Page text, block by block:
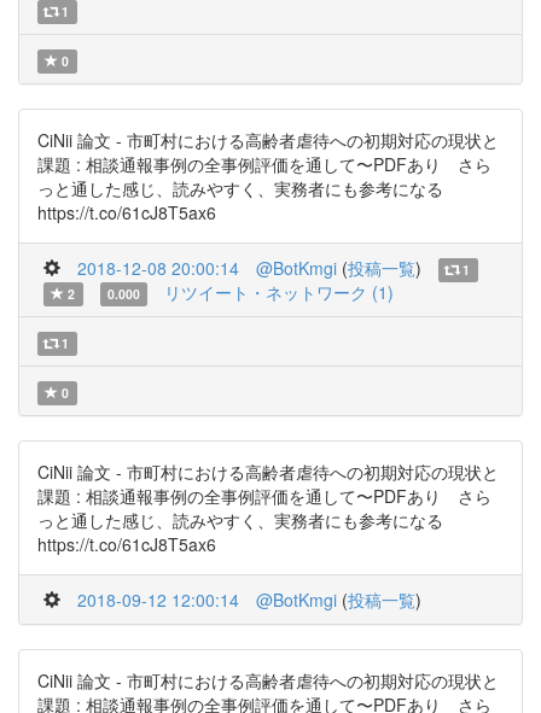
1
0
CiNii 論文 - 市町村における高齢者虐待への初期対応の現状と
課題 : 相談通報事例の全事例評価を通して〜PDFあり さら
っと通した感じ、読みやすく、実務者にも参考になる
https://t.co/61cJ8T5ax6
2018-12-08 20:00:14 @BotKmgi (投稿一覧)
1
2
0.000 リツイート・ネットワーク (1)
1
0
CiNii 論文 - 市町村における高齢者虐待への初期対応の現状と
課題 : 相談通報事例の全事例評価を通して〜PDFあり さら
っと通した感じ、読みやすく、実務者にも参考になる
https://t.co/61cJ8T5ax6
2018-09-12 12:00:14 @BotKmgi (投稿一覧)
CiNii 論文 - 市町村における高齢者虐待への初期対応の現状と
課題 : 相談通報事例の全事例評価を通して〜PDFあり さら